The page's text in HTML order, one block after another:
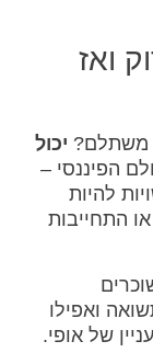
ואז
משתלם? יכול
הפיננסי –
להיות
התחייבות
ואפילו
של אופי.